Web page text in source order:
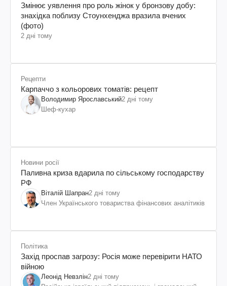
Змінює уявлення про роль жінок у бронзову добу:
знахідка поблизу Стоунхенджа вразила вчених
(фото)
2 дні тому
Рецепти
Карпаччо з кольорових томатів: рецепт
Володимир Ярославський2 дні тому
Шеф-кухар
Новини росії
Паливна криза вдарила по сільському господарству
РФ
Віталій Шапран2 дні тому
Член Українського товариства фінансових аналітиків
Політика
Захід проспав загрозу: Росія може перевірити НАТО
війною
Леонід Невзлін2 дні тому